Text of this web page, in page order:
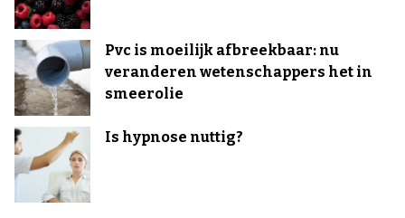
Pvc is moeilijk afbreekbaar: nu
veranderen wetenschappers het in
smeerolie
Is hypnose nuttig?